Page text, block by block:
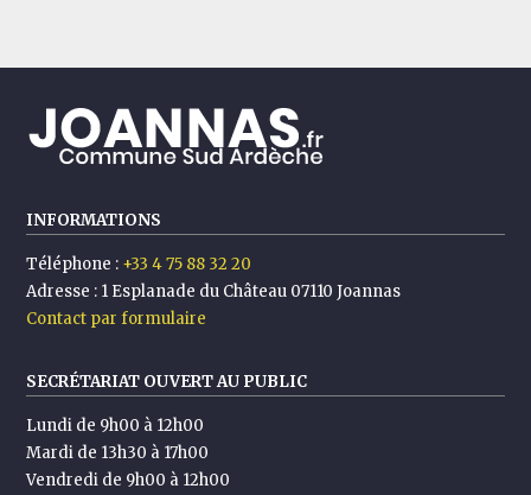
INFORMATIONS
Téléphone : +33 4 75 88 32 20
Adresse : 1 Esplanade du Château 07110 Joannas
Contact par formulaire
SECRÉTARIAT OUVERT AU PUBLIC
Lundi de 9h00 à 12h00
Mardi de 13h30 à 17h00
Vendredi de 9h00 à 12h00